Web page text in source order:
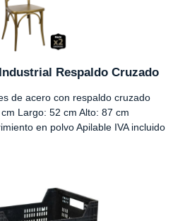
Respaldo Cruzado
de acero con respaldo cruzado
Largo: 52 cm Alto: 87 cm
en polvo Apilable IVA incluido